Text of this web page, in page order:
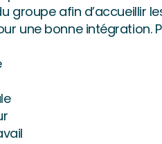
groupe afin d’accueillir
une bonne intégration.